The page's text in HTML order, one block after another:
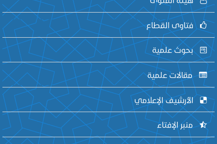
فتاوى القطاع
بحوث علمية
مقالات علمية
الأرشيف الإعلامي
منبر الإفتاء